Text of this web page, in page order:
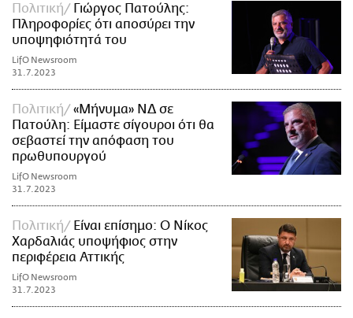
Πολιτική
Γιώργος Πατούλης:
Πληροφορίες ότι αποσύρει την
υποψηφιότητά του
LifO Newsroom
31.7.2023
Πολιτική
«Μήνυμα» ΝΔ σε
Πατούλη: Είμαστε σίγουροι ότι θα
σεβαστεί την απόφαση του
πρωθυπουργού
LifO Newsroom
31.7.2023
Πολιτική
Είναι επίσημο: Ο Νίκος
Χαρδαλιάς υποψήφιος στην
περιφέρεια Αττικής
LifO Newsroom
31.7.2023